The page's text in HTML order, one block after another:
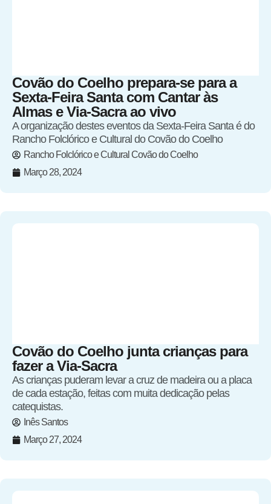
Covão do Coelho prepara-se para a
Sexta-Feira Santa com Cantar às
Almas e Via-Sacra ao vivo
A organização destes eventos da Sexta-Feira Santa é do
Rancho Folclórico e Cultural do Covão do Coelho
Rancho Folclórico e Cultural Covão do Coelho
Março 28, 2024
Covão do Coelho junta crianças para
fazer a Via-Sacra
As crianças puderam levar a cruz de madeira ou a placa
de cada estação, feitas com muita dedicação pelas
catequistas.
Inês Santos
Março 27, 2024